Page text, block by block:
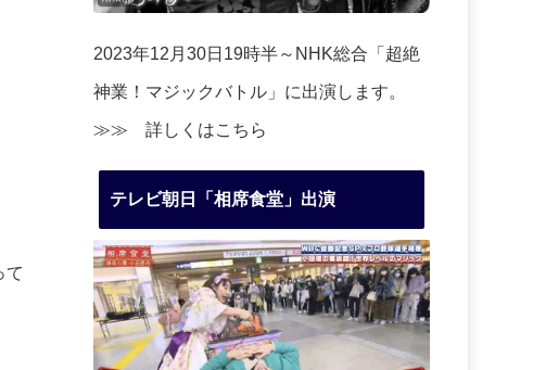
て
2023年12月30日19時半～NHK総合「超絶
神業！マジックバトル」に出演します。
≫≫ 詳しくはこちら
テレビ朝日「相席食堂」出演